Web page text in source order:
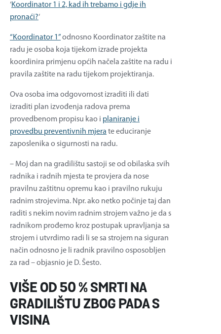
‘Koordinator 1 i 2, kad ih trebamo i gdje ih
pronaći?‘
“Koordinator 1”odnosno Koordinator zaštite na
radu je osoba koja tijekom izrade projekta
koordinira primjenu općih načela zaštite na radu i
pravila zaštite na radu tijekom projektiranja.
Ova osoba ima odgovornost izraditi ili dati
izraditi plan izvođenja radova prema
provedbenom propisu kao i planiranje i
provedbu preventivnih mjera te educiranje
zaposlenika o sigurnosti na radu.
– Moj dan na gradilištu sastoji se od obilaska svih
radnika i radnih mjesta te provjera da nose
pravilnu zaštitnu opremu kao i pravilno rukuju
radnim strojevima. Npr. ako netko počinje taj dan
raditi s nekim novim radnim strojem važno je da s
radnikom prođemo kroz postupak upravljanja sa
strojem i utvrdimo radi li se sa strojem na siguran
način odnosno je li radnik pravilno osposobljen
za rad – objasnio je D. Šesto.
VIŠE OD 50 % SMRTI NA
GRADILIŠTU ZBOG PADA S
VISINA